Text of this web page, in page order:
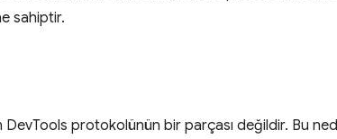
sahiptir.
DevTools protokolünün bir parçası değildir. Bu